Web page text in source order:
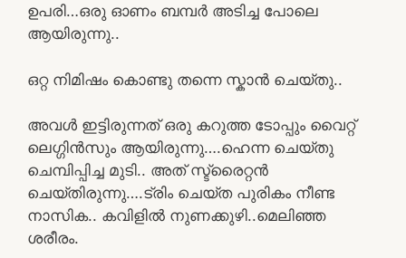
ഉപരി…ഒരു ഓണം ബമ്പർ അടിച്ച പോലെ
ആയിരുന്നു..
ഒറ്റ നിമിഷം കൊണ്ടു തന്നെ സ്കാൻ ചെയ്തു..
അവൾ ഇട്ടിരുന്നത് ഒരു കറുത്ത ടോപ്പും വൈറ്റ്
ലെഗ്ഗിൻസും ആയിരുന്നു….ഹെന്ന ചെയ്തു
ചെമ്പിപ്പിച്ച മുടി.. അത് സ്ട്രൈറ്റൻ
ചെയ്തിരുന്നു….ട്രിം ചെയ്ത പുരികം നീണ്ട
നാസിക.. കവിളിൽ നുണക്കുഴി..മെലിഞ്ഞ
ശരീരം.